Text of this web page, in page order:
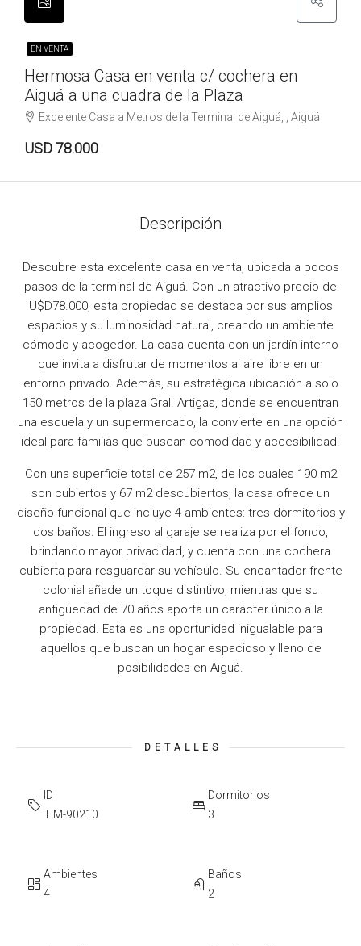
EN VENTA
Hermosa Casa en venta c/ cochera en
Aiguá a una cuadra de la Plaza
Excelente Casa a Metros de la Terminal de Aiguá, , Aiguá
USD 78.000
Descripción
Descubre esta excelente casa en venta, ubicada a pocos
pasos de la terminal de Aiguá. Con un atractivo precio de
U$D78.000, esta propiedad se destaca por sus amplios
espacios y su luminosidad natural, creando un ambiente
cómodo y acogedor. La casa cuenta con un jardín interno
que invita a disfrutar de momentos al aire libre en un
entorno privado. Además, su estratégica ubicación a solo
150 metros de la plaza Gral. Artigas, donde se encuentran
una escuela y un supermercado, la convierte en una opción
ideal para familias que buscan comodidad y accesibilidad.
Con una superficie total de 257 m2, de los cuales 190 m2
son cubiertos y 67 m2 descubiertos, la casa ofrece un
diseño funcional que incluye 4 ambientes: tres dormitorios y
dos baños. El ingreso al garaje se realiza por el fondo,
brindando mayor privacidad, y cuenta con una cochera
cubierta para resguardar su vehículo. Su encantador frente
colonial añade un toque distintivo, mientras que su
antigüedad de 70 años aporta un carácter único a la
propiedad. Esta es una oportunidad inigualable para
aquellos que buscan un hogar espacioso y lleno de
posibilidades en Aiguá.
DETALLES
ID
TIM-90210
Dormitorios
3
Ambientes
4
Baños
2